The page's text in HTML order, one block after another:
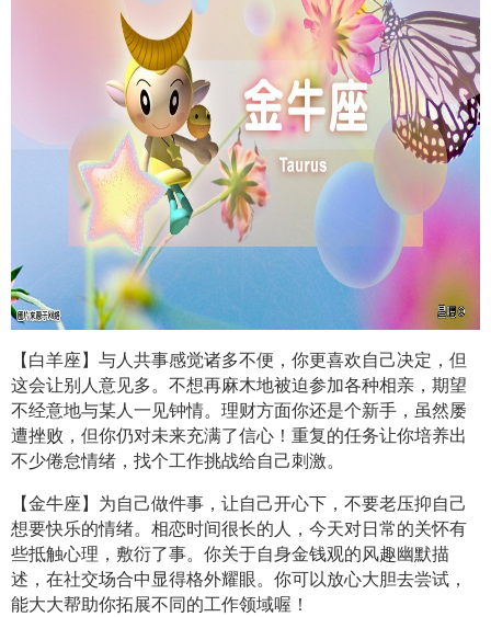
【白羊座】与人共事感觉诸多不便，你更喜欢自己决定，但
这会让别人意见多。不想再麻木地被迫参加各种相亲，期望
不经意地与某人一见钟情。理财方面你还是个新手，虽然屡
遭挫败，但你仍对未来充满了信心！重复的任务让你培养出
不少倦怠情绪，找个工作挑战给自己刺激。
【金牛座】为自己做件事，让自己开心下，不要老压抑自己
想要快乐的情绪。相恋时间很长的人，今天对日常的关怀有
些抵触心理，敷衍了事。你关于自身金钱观的风趣幽默描
述，在社交场合中显得格外耀眼。你可以放心大胆去尝试，
能大大帮助你拓展不同的工作领域喔！